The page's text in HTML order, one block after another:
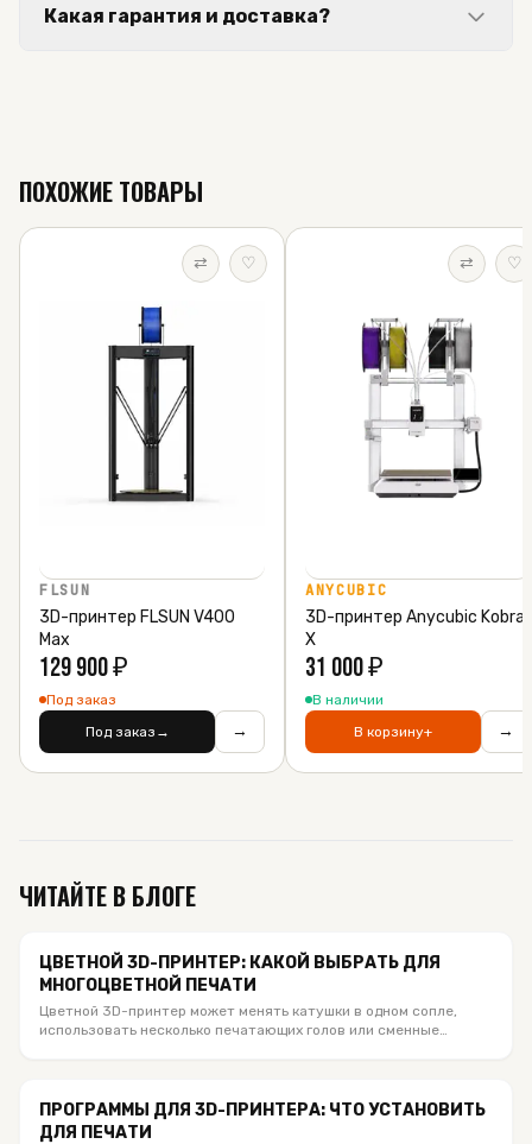
Какая гарантия и доставка?
ПОХОЖИЕ ТОВАРЫ
⇄ ♡
FLSUN
3D-принтер FLSUN V400
Max
129 900₽
Под заказ
Под заказ → →
⇄ ♡
ANYCUBIC
3D-принтер Anycubic Kobra
X
31 000₽
В наличии
В корзину+ →
ЧИТАЙТЕ В БЛОГЕ
ЦВЕТНОЙ 3D-ПРИНТЕР: КАКОЙ ВЫБРАТЬ ДЛЯ
МНОГОЦВЕТНОЙ ПЕЧАТИ
Цветной 3D-принтер может менять катушки в одном сопле,
использовать несколько печатающих голов или сменные
ПРОГРАММЫ ДЛЯ 3D-ПРИНТЕРА: ЧТО УСТАНОВИТЬ
ДЛЯ ПЕЧАТИ